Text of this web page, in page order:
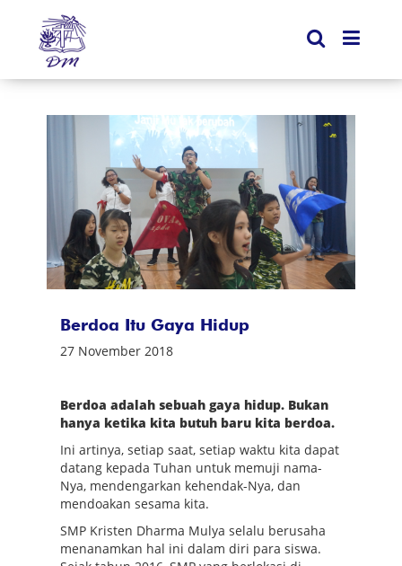
Berdoa Itu Gaya Hidup
27 November 2018
Berdoa adalah sebuah gaya hidup. Bukan
hanya ketika kita butuh baru kita berdoa.
Ini artinya, setiap saat, setiap waktu kita dapat
datang kepada Tuhan untuk memuji nama-
Nya, mendengarkan kehendak-Nya, dan
mendoakan sesama kita.
SMP Kristen Dharma Mulya selalu berusaha
menanamkan hal ini dalam diri para siswa.